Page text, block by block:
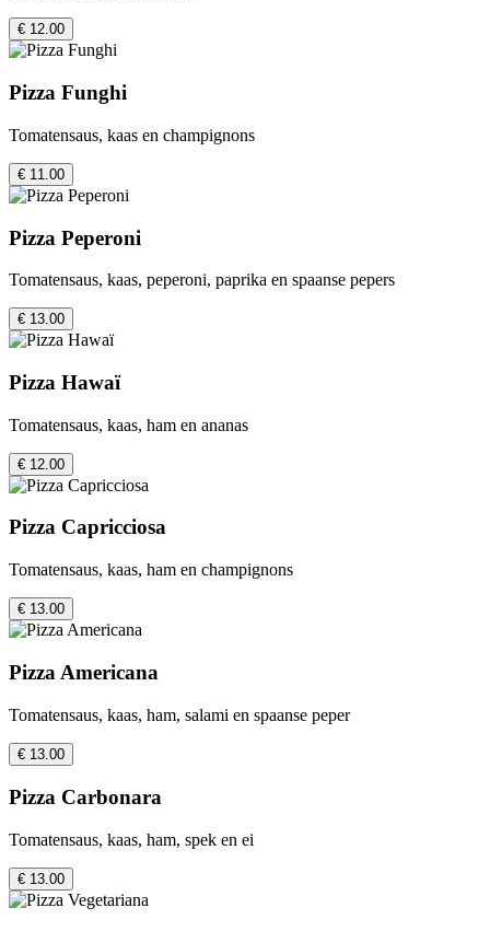
€ 12.00
Pizza Funghi
Tomatensaus, kaas en champignons
€ 11.00
Pizza Peperoni
Tomatensaus, kaas, peperoni, paprika en spaanse pepers
€ 13.00
Pizza Hawaï
Tomatensaus, kaas, ham en ananas
€ 12.00
Pizza Capricciosa
Tomatensaus, kaas, ham en champignons
€ 13.00
Pizza Americana
Tomatensaus, kaas, ham, salami en spaanse peper
€ 13.00
Pizza Carbonara
Tomatensaus, kaas, ham, spek en ei
€ 13.00